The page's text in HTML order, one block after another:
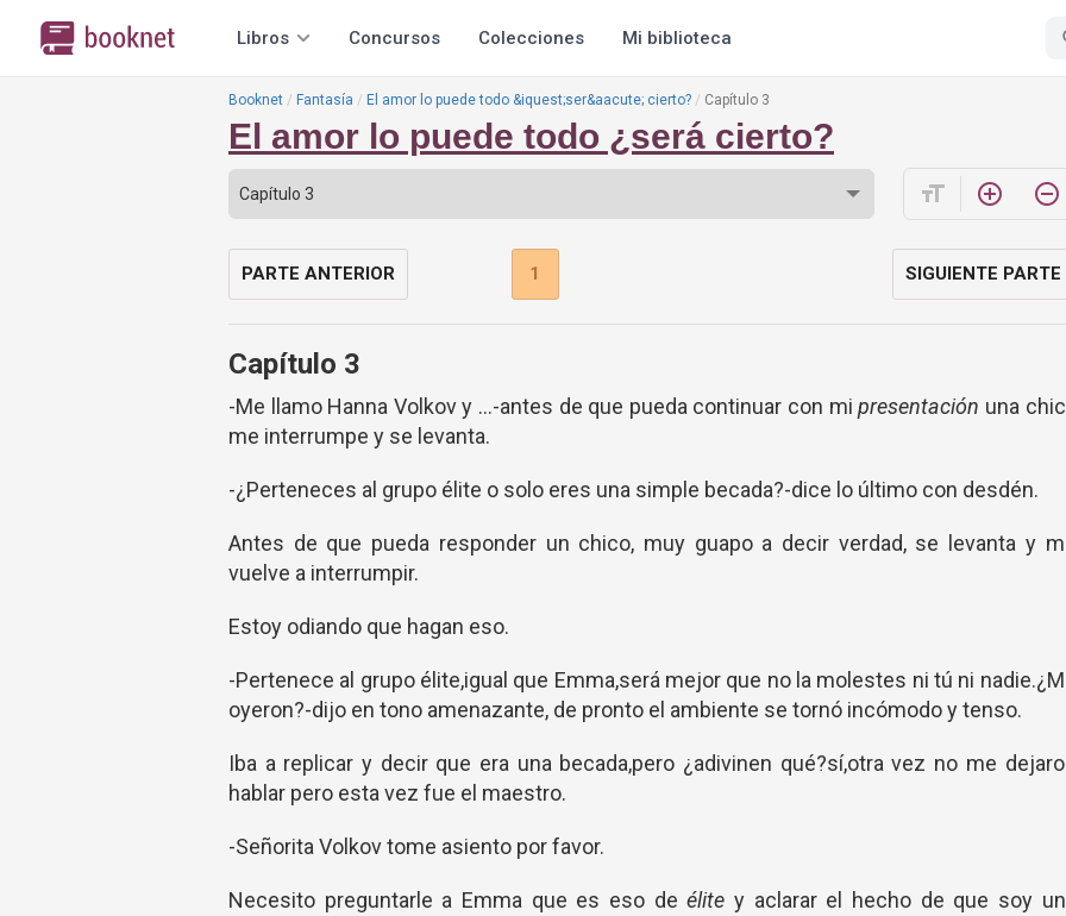
Libros Concursos Colecciones Mi biblioteca
Booknet Fantasía El amor lo puede todo &iquest;ser&aacute; cierto? Capítulo 3
El amor lo puede todo ¿será cierto?
format_size add_circle_outline remove_circle_outline
PARTE ANTERIOR 1 SIGUIENTE PARTE
Capítulo 3
-Me llamo Hanna Volkov y ...-antes de que pueda continuar con mipresentación una
me interrumpe y se levanta.
-¿Perteneces al grupo élite o solo eres una simple becada?-dice lo último con desdén.
Antes de que pueda responder un chico, muy guapo a decir verdad, se levanta y
vuelve a interrumpir.
Estoy odiando que hagan eso.
-Pertenece al grupo élite,igual que Emma,será mejor que no la molestes ni tú ni
oyeron?-dijo en tono amenazante, de pronto el ambiente se tornó incómodo y tenso.
Iba a replicar y decir que era una becada,pero ¿adivinen qué?sí,otra vez no me
hablar pero esta vez fue el maestro.
-Señorita Volkov tome asiento por favor.
Necesito preguntarle a Emma que es eso deélite y aclarar el hecho de que soy